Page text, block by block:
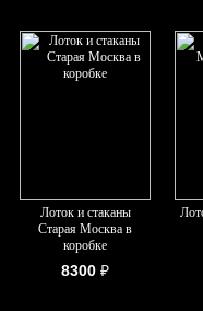
Лоток и стаканы
Старая Москва в
коробке
8300 ₽